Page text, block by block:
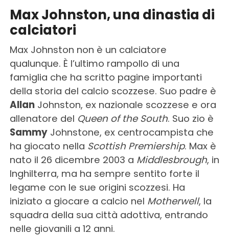
Max Johnston, una dinastia di
calciatori
Max Johnston non è un calciatore
qualunque. È l’ultimo rampollo di una
famiglia che ha scritto pagine importanti
della storia del calcio scozzese. Suo padre è
AllanJohnston, ex nazionale scozzese e ora
allenatore del Queen of the South. Suo zio è
SammyJohnstone, ex centrocampista che
ha giocato nella Scottish Premiership. Max è
nato il 26 dicembre 2003 a Middlesbrough, in
Inghilterra, ma ha sempre sentito forte il
legame con le sue origini scozzesi. Ha
iniziato a giocare a calcio nel Motherwell, la
squadra della sua città adottiva, entrando
nelle giovanili a 12 anni.